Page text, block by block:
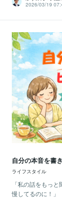
2026/03/19
自分の本音を書
ライフスタイル
「私の話をもっ
慢してるのに！」